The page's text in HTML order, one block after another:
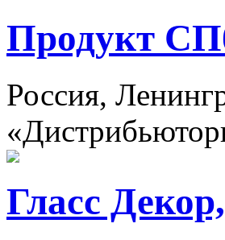
Продукт
Россия,
Гласс